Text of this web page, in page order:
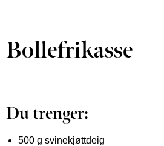
Bollefrikasse
Du trenger:
500 g svinekjøttdeig